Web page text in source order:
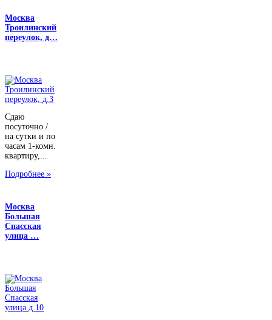
Москва
Троилинский
переулок, д…
Сдаю
посуточно /
на сутки и по
часам 1-комн.
квартиру,...
Подробнее »
Москва
Большая
Спасская
улица …